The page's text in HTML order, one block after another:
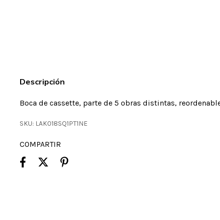
Descripción
Boca de cassette, parte de 5 obras distintas,
SKU: LAK018SQ1PT1NE
COMPARTIR